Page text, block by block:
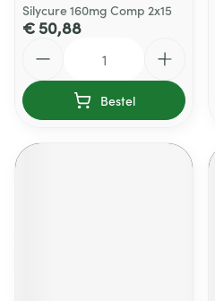
Silycure 160mg Comp 2x15
€ 50,88
Bestel